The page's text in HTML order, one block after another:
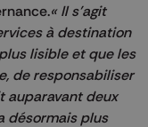
« Il s’agit
à destination
lisible et que les
de responsabiliser
auparavant deux
désormais plus